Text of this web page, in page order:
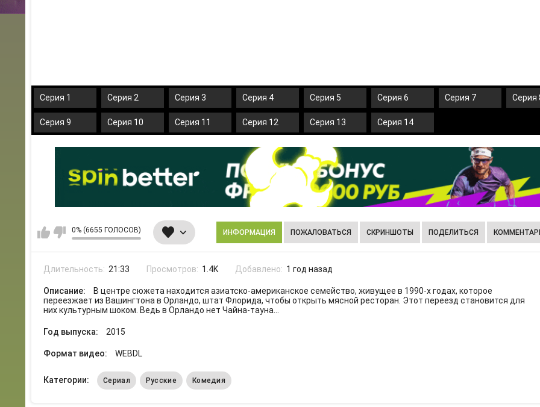
Серия 1 Серия 2 Серия 3 Серия 4 Серия 5 Серия 6 Серия 7 Серия
Серия 9 Серия 10 Серия 11 Серия 12 Серия 13 Серия 14
0% (6655 ГОЛОСОВ) ИНФОРМАЦИЯ ПОЖАЛОВАТЬСЯ СКРИНШОТЫ ПОДЕЛИТЬСЯ
Длительность: 21:33 Просмотров: 1.4K Добавлено: 1 год назад
Описание:
В центре сюжета находится азиатско-американское семейство, живущее в 1990-х годах, которое
переезжает из Вашингтона в Орландо, штат Флорида, чтобы открыть мясной ресторан. Этот переезд становится для
них культурным шоком. Ведь в Орландо нет Чайна-тауна...
Год выпуска: 2015
Формат видео: WEBDL
Категории: Сериал Русские Комедия